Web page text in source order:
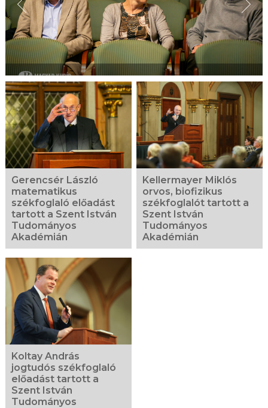
Gerencsér László
matematikus
székfoglaló előadást
tartott a Szent István
Tudományos
Akadémián
Kellermayer Miklós
orvos, biofizikus
székfoglalót tartott a
Szent István
Tudományos
Akadémián
Koltay András
jogtudós székfoglaló
előadást tartott a
Szent István
Tudományos